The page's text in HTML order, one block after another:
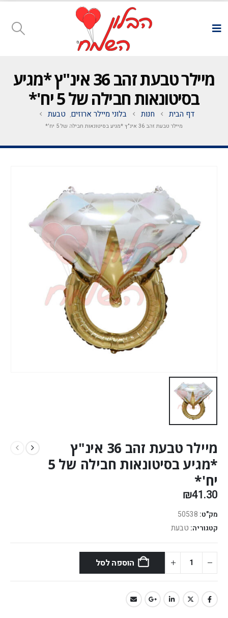
מיילר טבעת זהב 36 אינ"ץ *מגיע
בסיטונאות חבילה של 5 יח'*
דף הבית חנות בלוני מיילר ארוזים, טבעת
מיילר טבעת זהב 36 אינ"ץ *מגיע בסיטונאות חבילה של 5 יח'*
מיילר טבעת זהב 36 אינ"ץ
*מגיע בסיטונאות חבילה של 5
יח'*
₪41.30
מק"ט: 50538
קטגוריה: טבעת
הוספה לסל